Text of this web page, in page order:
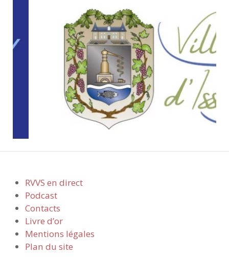
RVVS en direct
Podcast
Contacts
Livre d’or
Mentions légales
Plan du site